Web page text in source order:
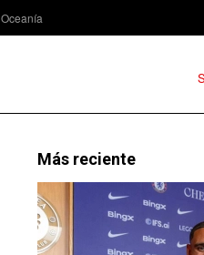
Oceanía
Más reciente